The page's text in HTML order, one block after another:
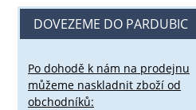
DOVEZEME DO PARDUBIC
Po dohodě k nám na prodejnu
můžeme naskladnit zboží od
obchodníků: